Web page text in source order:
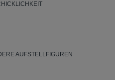
AUFSTELLFIGUREN